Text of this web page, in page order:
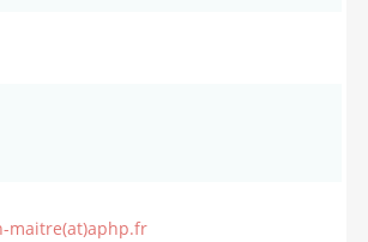
maitre(at)aphp.fr